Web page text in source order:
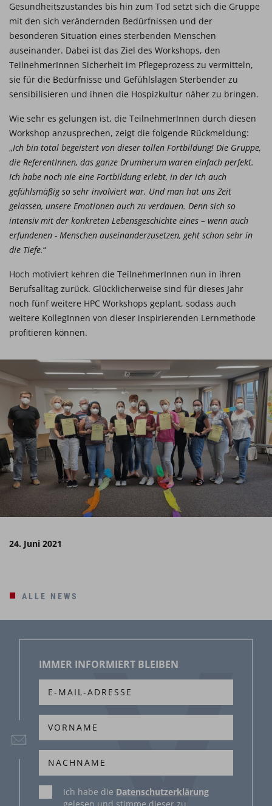
Gesundheitszustandes bis hin zum Tod setzt sich die Gruppe
mit den sich verändernden Bedürfnissen und der
besonderen Situation eines sterbenden Menschen
auseinander. Dabei ist das Ziel des Workshops, den
TeilnehmerInnen Sicherheit im Pflegeprozess zu vermitteln,
sie für die Bedürfnisse und Gefühlslagen Sterbender zu
sensibilisieren und ihnen die Hospizkultur näher zu bringen.
Wie sehr es gelungen ist, die TeilnehmerInnen durch diesen
Workshop anzusprechen, zeigt die folgende Rückmeldung:
„Ich bin total begeistert von dieser tollen Fortbildung! Die Gruppe,
die ReferentInnen, das ganze Drumherum waren einfach perfekt.
Ich habe noch nie eine Fortbildung erlebt, in der ich auch
gefühlsmäßig so sehr involviert war. Und man hat uns Zeit
gelassen, unsere Emotionen auch zu verdauen. Denn sich so
intensiv mit der konkreten Lebensgeschichte eines – wenn auch
erfundenen - Menschen auseinanderzusetzen, geht schon sehr in
die Tiefe.“
Hoch motiviert kehren die TeilnehmerInnen nun in ihren
Berufsalltag zurück. Glücklicherweise sind für dieses Jahr
noch fünf weitere HPC Workshops geplant, sodass auch
weitere KollegInnen von dieser inspirierenden Lernmethode
profitieren können.
24. Juni 2021
ALLE NEWS
IMMER INFORMIERT BLEIBEN
Ich habe die Datenschutzerklärung